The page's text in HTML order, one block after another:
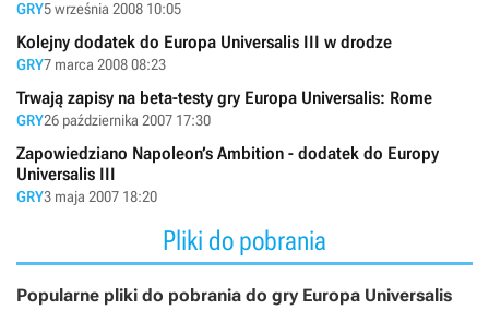
GRY5 września 2008 10:05
Kolejny dodatek do Europa Universalis III w drodze
GRY7 marca 2008 08:23
Trwają zapisy na beta-testy gry Europa Universalis: Rome
GRY26 października 2007 17:30
Zapowiedziano Napoleon’s Ambition - dodatek do Europy
Universalis III
GRY3 maja 2007 18:20
Pliki do pobrania
Popularne pliki do pobrania do gry Europa Universalis